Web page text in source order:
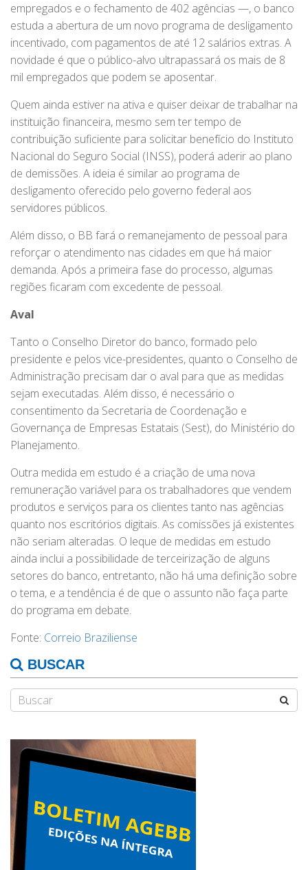
empregados e o fechamento de 402 agências —, o banco
estuda a abertura de um novo programa de desligamento
incentivado, com pagamentos de até 12 salários extras. A
novidade é que o público-alvo ultrapassará os mais de 8
mil empregados que podem se aposentar.
Quem ainda estiver na ativa e quiser deixar de trabalhar na
instituição financeira, mesmo sem ter tempo de
contribuição suficiente para solicitar benefício do Instituto
Nacional do Seguro Social (INSS), poderá aderir ao plano
de demissões. A ideia é similar ao programa de
desligamento oferecido pelo governo federal aos
servidores públicos.
Além disso, o BB fará o remanejamento de pessoal para
reforçar o atendimento nas cidades em que há maior
demanda. Após a primeira fase do processo, algumas
regiões ficaram com excedente de pessoal.
Aval
Tanto o Conselho Diretor do banco, formado pelo
presidente e pelos vice-presidentes, quanto o Conselho de
Administração precisam dar o aval para que as medidas
sejam executadas. Além disso, é necessário o
consentimento da Secretaria de Coordenação e
Governança de Empresas Estatais (Sest), do Ministério do
Planejamento.
Outra medida em estudo é a criação de uma nova
remuneração variável para os trabalhadores que vendem
produtos e serviços para os clientes tanto nas agências
quanto nos escritórios digitais. As comissões já existentes
não seriam alteradas. O leque de medidas em estudo
ainda inclui a possibilidade de terceirização de alguns
setores do banco, entretanto, não há uma definição sobre
o tema, e a tendência é de que o assunto não faça parte
do programa em debate.
Fonte: Correio Braziliense
BUSCAR